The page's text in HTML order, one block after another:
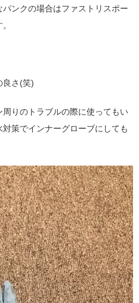
ンクの場合はファストリスポー
良さ(笑)
りのトラブルの際に使ってもい
策でインナーグローブにしても